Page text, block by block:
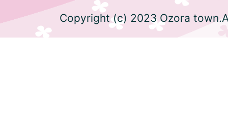
Copyright (c) 2023 Ozora